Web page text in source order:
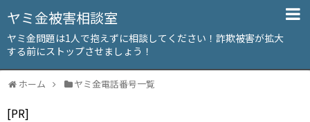
ヤミ金被害相談室
ヤミ金問題は1人で抱えずに相談してください！詐欺被害が拡大
する前にストップさせましょう！
ホーム ヤミ金電話番号一覧
[PR]